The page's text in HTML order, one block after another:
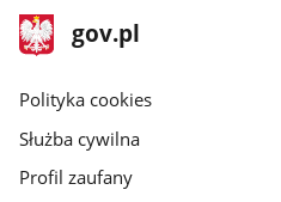
stopka
gov.pl
Strona
gov.pl
gov.pl
Polityka cookies
Służba cywilna
Profil zaufany